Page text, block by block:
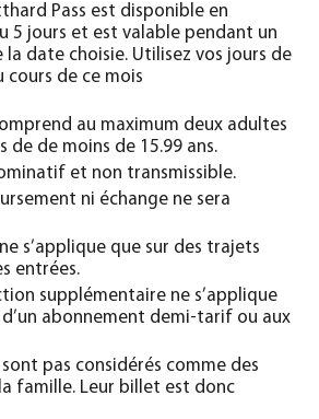
Pass est disponible en
5 jours et est valable pendant un
date choisie. Utilisez vos jours de
cours de ce mois
au maximum deux adultes
de de moins de 15.99 ans.
et non transmissible.
ni échange ne sera
s’applique que sur des trajets
entrées.
supplémentaire ne s’applique
abonnement demi-tarif ou aux
sont pas considérés comme des
famille. Leur billet est donc